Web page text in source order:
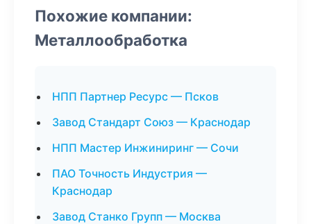
Похожие компании:
Металлообработка
НПП Партнер Ресурс — Псков
Завод Стандарт Союз — Краснодар
НПП Мастер Инжиниринг — Сочи
ПАО Точность Индустрия —
Краснодар
Завод Станко Групп — Москва